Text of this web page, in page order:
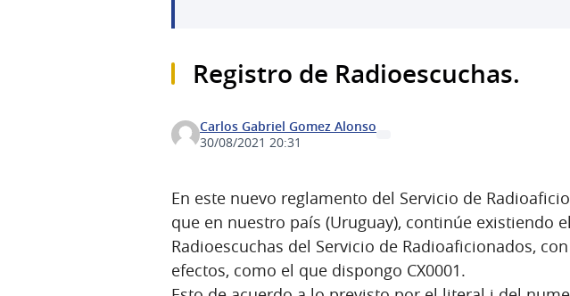
Registro de Radioescuchas.
Carlos Gabriel Gomez Alonso
30/08/2021 20:31
En este nuevo reglamento del Servicio de
que en nuestro país (Uruguay), continúe existiendo
Radioescuchas del Servicio de Radioaficionados,
efectos, como el que dispongo CX0001.